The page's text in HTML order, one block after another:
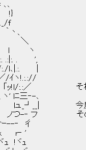
､
f
、
＼
l ヽ
.:|:. . ',
:./l､|.:. |
/ｲヽ!.:.://
:.:／ それはね、
lﾆ三‐-､
今度お父さ
その時に着
彳
r‐ '
!ヾｭ